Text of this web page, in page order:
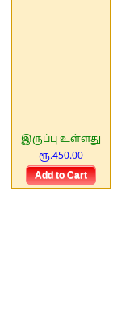
இருப்பு உள்ளது
ரூ.450.00